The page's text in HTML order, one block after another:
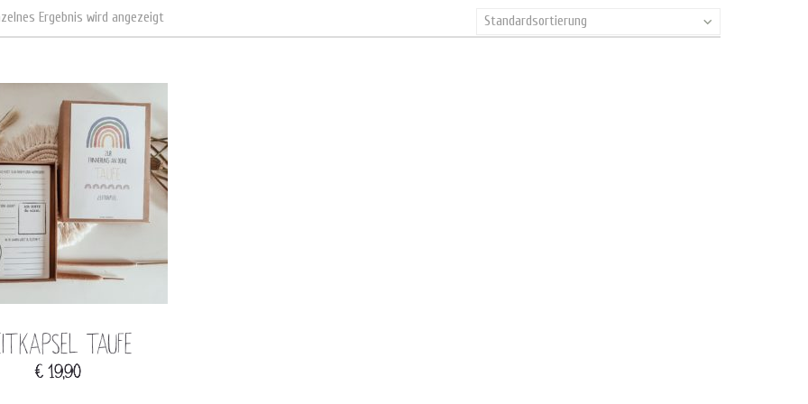
Ergebnis wird angezeigt Standardsortierung
TAUFE
€ 19,90